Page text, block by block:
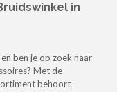
in
ben je op zoek naar
Met de
behoort